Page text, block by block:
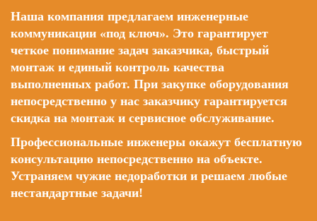
Наша компания предлагаем инженерные
коммуникации «под ключ». Это гарантирует
четкое понимание задач заказчика, быстрый
монтаж и единый контроль качества
выполненных работ. При закупке оборудования
непосредственно у нас заказчику гарантируется
скидка на монтаж и сервисное обслуживание.
Профессиональные инженеры окажут бесплатную
консультацию непосредственно на объекте.
Устраняем чужие недоработки и решаем любые
нестандартные задачи!